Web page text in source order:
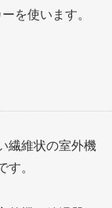
を使います。
繊維状の室外機
す。